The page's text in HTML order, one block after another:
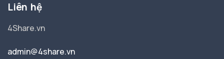
Liên hệ
4Share.vn
admin@4share.vn